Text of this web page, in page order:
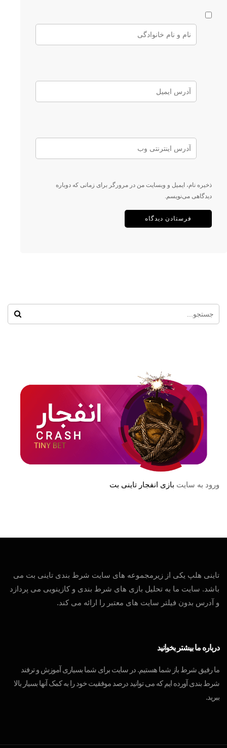
ذخیره نام، ایمیل و وبسایت من در مرورگر برای زمانی که دوباره
دیدگاهی می‌نویسم.
ورود به سایت بازی انفجار تاینی بت
تاینی هلپ یکی از زیرمجموعه های سایت شرط بندی تاینی بت می
باشد. سایت ما به تحلیل بازی های شرط بندی و کازینویی می پردازد
و آدرس بدون فیلتر سایت های معتبر را ارائه می کند.
درباره ما بیشتر بخوانید
ما رفیق شرط باز شما هستیم. در سایت برای شما بسیاری آموزش و ترفند
شرط بندی آورده ایم که می توانید درصد موفقیت خود را به کمک آنها بسیار بالا
ببرید.